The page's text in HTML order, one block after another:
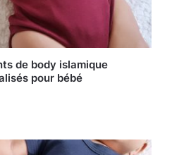
de body islamique
pour bébé